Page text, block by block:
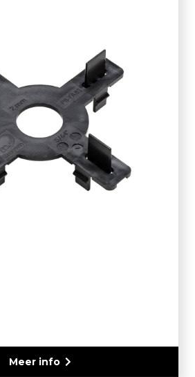
Meer info